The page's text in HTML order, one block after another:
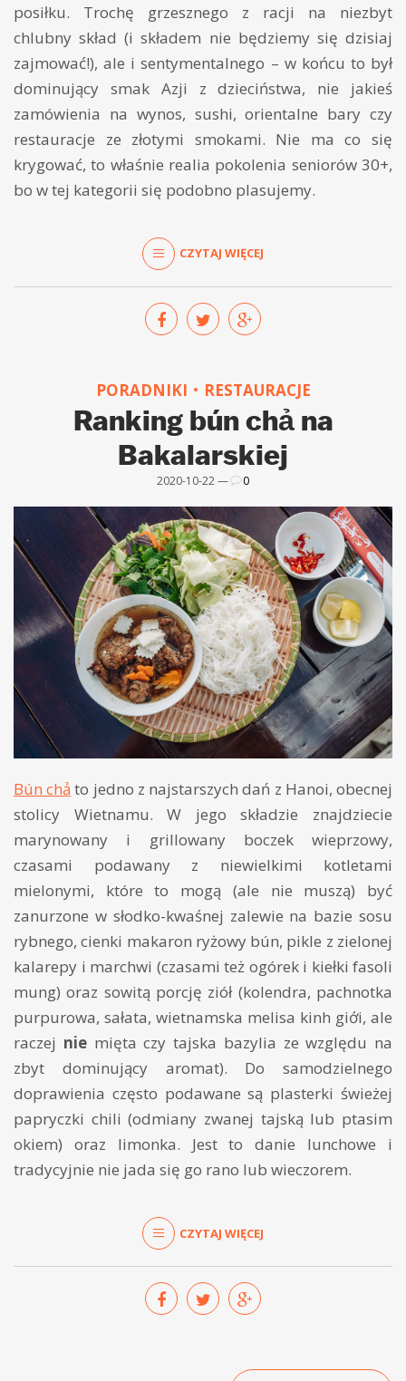
posiłku. Trochę grzesznego z racji na niezbyt
chlubny skład (i składem nie będziemy się dzisiaj
zajmować!), ale i sentymentalnego – w końcu to był
dominujący smak Azji z dzieciństwa, nie jakieś
zamówienia na wynos, sushi, orientalne bary czy
restauracje ze złotymi smokami. Nie ma co się
krygować, to właśnie realia pokolenia seniorów 30+,
bo w tej kategorii się podobno plasujemy.
CZYTAJ WIĘCEJ
PORADNIKI RESTAURACJE
Ranking bún chả na
Bakalarskiej
2020-10-22 — 0
Bún chả to jedno z najstarszych dań z Hanoi, obecnej
stolicy Wietnamu. W jego składzie znajdziecie
marynowany i grillowany boczek wieprzowy,
czasami podawany z niewielkimi kotletami
mielonymi, które to mogą (ale nie muszą) być
zanurzone w słodko-kwaśnej zalewie na bazie sosu
rybnego, cienki makaron ryżowy bún, pikle z zielonej
kalarepy i marchwi (czasami też ogórek i kiełki fasoli
mung) oraz sowitą porcję ziół (kolendra, pachnotka
purpurowa, sałata, wietnamska melisa kinh giới, ale
raczej niemięta czy tajska bazylia ze względu na
zbyt dominujący aromat). Do samodzielnego
doprawienia często podawane są plasterki świeżej
papryczki chili (odmiany zwanej tajską lub ptasim
okiem) oraz limonka. Jest to danie lunchowe i
tradycyjnie nie jada się go rano lub wieczorem.
CZYTAJ WIĘCEJ